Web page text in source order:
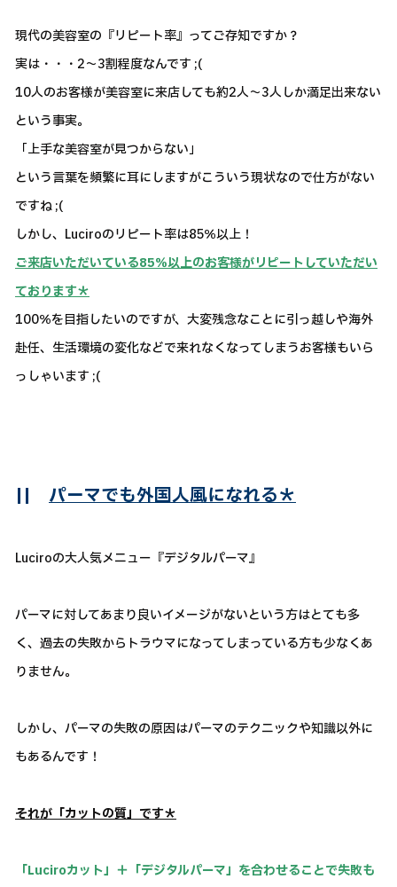
現代の美容室の『リピート率』ってご存知ですか？
実は・・・2～3割程度なんです ;(
10人のお客様が美容室に来店しても約2人～3人しか満足出来ない
という事実。
「上手な美容室が見つからない」
という言葉を頻繁に耳にしますがこういう現状なので仕方がない
ですね ;(
しかし、Luciroのリピート率は85％以上！
ご来店いただいている85％以上のお客様がリピートしていただい
ております＊
100％を目指したいのですが、大変残念なことに引っ越しや海外
赴任、生活環境の変化などで来れなくなってしまうお客様もいら
っしゃいます ;(
|| パーマでも外国人風になれる＊
Luciroの大人気メニュー『デジタルパーマ』
パーマに対してあまり良いイメージがないという方はとても多
く、過去の失敗からトラウマになってしまっている方も少なくあ
りません。
しかし、パーマの失敗の原因はパーマのテクニックや知識以外に
もあるんです！
それが「カットの質」です＊
「Luciroカット」＋「デジタルパーマ」を合わせることで失敗も